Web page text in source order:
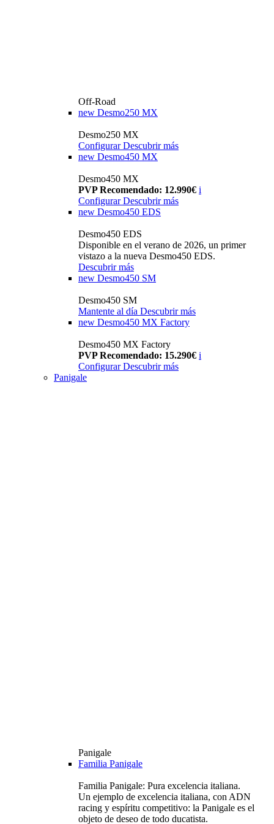
Off-Road
new Desmo250 MX
Desmo250 MX
Configurar Descubrir más
new Desmo450 MX
Desmo450 MX
PVP Recomendado: 12.990€ i
Configurar Descubrir más
new Desmo450 EDS
Desmo450 EDS
Disponible en el verano de 2026, un primer
vistazo a la nueva Desmo450 EDS.
Descubrir más
new Desmo450 SM
Desmo450 SM
Mantente al día Descubrir más
new Desmo450 MX Factory
Desmo450 MX Factory
PVP Recomendado: 15.290€ i
Configurar Descubrir más
Panigale
Panigale
Familia Panigale
Familia Panigale: Pura excelencia italiana.
Un ejemplo de excelencia italiana, con ADN
racing y espíritu competitivo: la Panigale es el
objeto de deseo de todo ducatista.